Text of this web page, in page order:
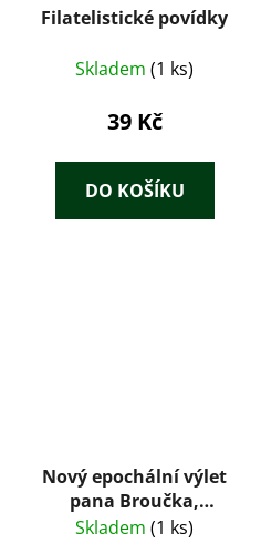
Filatelistické povídky
Skladem (1 ks)
39 Kč
DO KOŠÍKU
Nový epochální výlet
pana Broučka,
tentokrát do
Skladem (1 ks)